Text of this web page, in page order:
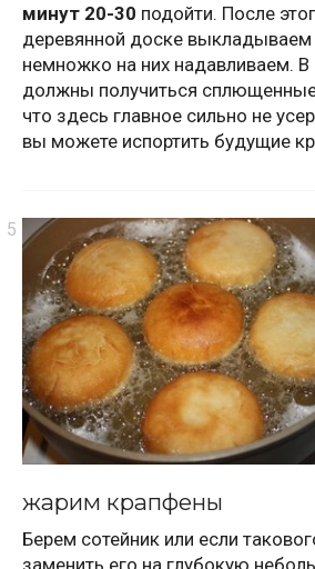
минут 20-30 подойти. После
деревянной доске выкладываем
немножко на них надавливаем. В
должны получиться
что здесь главное сильно не
вы можете испортить будущие
жарим крапфены
Берем сотейник или если